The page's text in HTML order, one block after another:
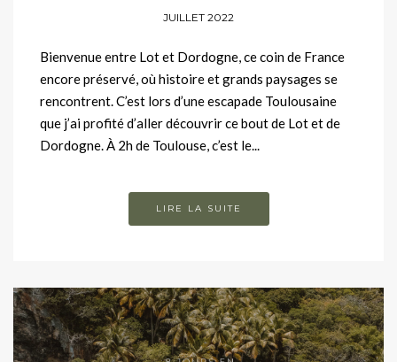
JUILLET 2022
Bienvenue entre Lot et Dordogne, ce coin de France
encore préservé, où histoire et grands paysages se
rencontrent. C’est lors d’une escapade Toulousaine
que j’ai profité d’aller découvrir ce bout de Lot et de
Dordogne. À 2h de Toulouse, c’est le...
LIRE LA SUITE